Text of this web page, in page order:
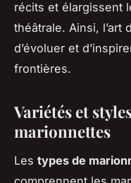
récits et élargissent
théâtrale. Ainsi, l’art
d’évoluer et
frontières.
Variétés et
marionnettes
Les types de